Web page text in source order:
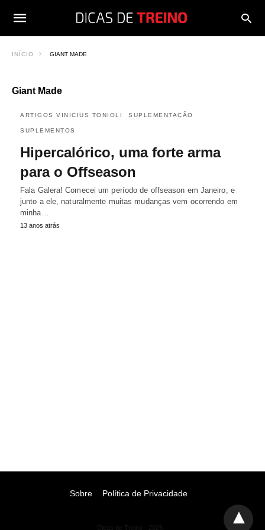
INÍCIO GIANT MADE
Giant Made
ARTIGOS VINICIUS TONIOLI SUPLEMENTAÇÃO
SUPLEMENTOS
Hipercalórico, uma forte arma
para o Offseason
Fala Galera! Comecei um período de offseason em Janeiro, e
junto a ele, naturalmente muitas mudanças vem ocorrendo em
minha…
13 anos atrás
Sobre Política de Privacidade
Dicas de Treino - 2025